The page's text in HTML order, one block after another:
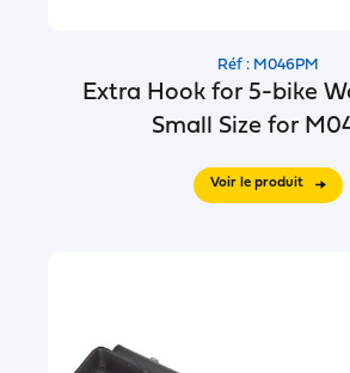
Réf : M046PM
Extra Hook for 5-bike
Small Size for
Voir le produit